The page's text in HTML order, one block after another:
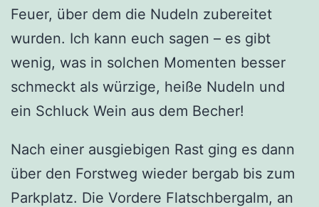
Feuer, über dem die Nudeln zubereitet
wurden. Ich kann euch sagen – es gibt
wenig, was in solchen Momenten besser
schmeckt als würzige, heiße Nudeln und
ein Schluck Wein aus dem Becher!
Nach einer ausgiebigen Rast ging es dann
über den Forstweg wieder bergab bis zum
Parkplatz. Die Vordere Flatschbergalm, an